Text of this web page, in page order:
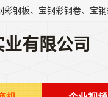
有限公司